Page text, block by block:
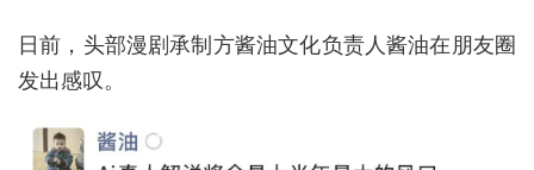
日前，头部漫剧承制方酱油文化负责人酱油在朋友圈
发出感叹。